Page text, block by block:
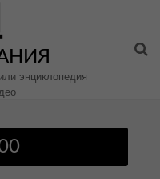
энциклопедия